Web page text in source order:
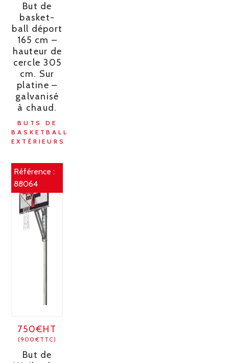
But de
basket-
ball déport
165 cm –
hauteur de
cercle 305
cm. Sur
platine –
galvanisé
à chaud.
BUTS DE
BASKETBALL
EXTÉRIEURS
Référence :
88064
750€HT
(900€TTC)
But de